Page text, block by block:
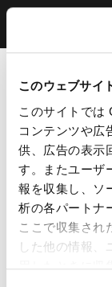
このウェブサイ
このサイトでは
コンテンツや広
供、広告の表示
す。またユーザ
報を収集し、ソ
析の各パートナ
ここで収集され
した他の情報、